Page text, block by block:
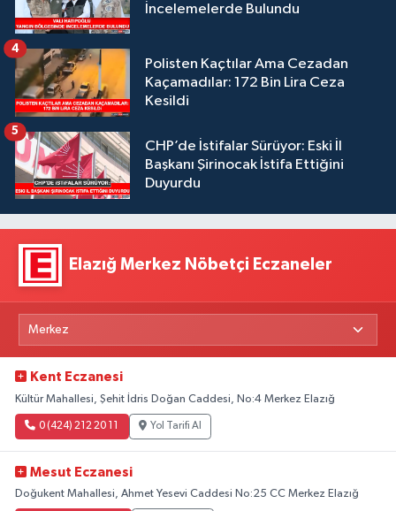
İncelemelerde Bulundu
Polisten Kaçtılar Ama Cezadan
Kaçamadılar: 172 Bin Lira Ceza
Kesildi
4
CHP’de İstifalar Sürüyor: Eski İl
Başkanı Şirinocak İstifa Ettiğini
Duyurdu
5
Elazığ Merkez Nöbetçi Eczaneler
Kent Eczanesi
Kültür Mahallesi, Şehit İdris Doğan Caddesi, No:4 Merkez Elazığ
0 (424) 212 20 11 Yol Tarifi Al
Mesut Eczanesi
Doğukent Mahallesi, Ahmet Yesevi Caddesi No:25 CC Merkez Elazığ